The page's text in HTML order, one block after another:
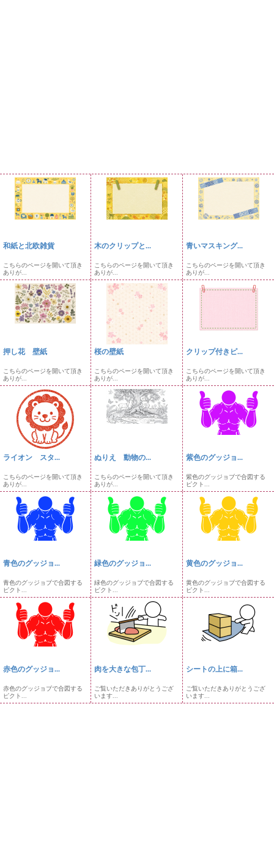
和紙と北欧雑貨
こちらのページを開いて頂き
ありが...
木のクリップと...
こちらのページを開いて頂き
ありが...
青いマスキング...
こちらのページを開いて頂き
ありが...
押し花 壁紙
こちらのページを開いて頂き
ありが...
桜の壁紙
こちらのページを開いて頂き
ありが...
クリップ付きピ...
こちらのページを開いて頂き
ありが...
ライオン スタ...
こちらのページを開いて頂き
ありが...
ぬりえ 動物の...
こちらのページを開いて頂き
ありが...
紫色のグッジョ...
紫色のグッジョブで合図する
ピクト...
青色のグッジョ...
青色のグッジョブで合図する
ピクト...
緑色のグッジョ...
緑色のグッジョブで合図する
ピクト...
黄色のグッジョ...
黄色のグッジョブで合図する
ピクト...
赤色のグッジョ...
赤色のグッジョブで合図する
ピクト...
肉を大きな包丁...
ご覧いただきありがとうござ
います...
シートの上に箱...
ご覧いただきありがとうござ
います...